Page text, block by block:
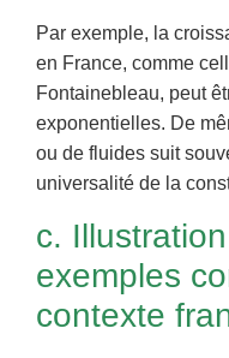
Par exemple, la
en France, comme
Fontainebleau, peut
exponentielles. De
ou de fluides suit
universalité de la
c.
exemples
contexte